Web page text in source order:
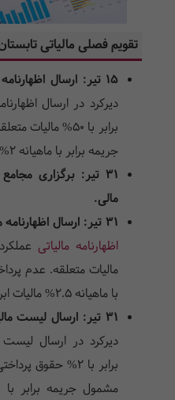
تقویم فصلی مالیاتی تابستان
15 تیر: ارسال اظهارنامه ارزش افزوده دوره بهار 1402.
دیرکرد در ارسال
برابر با 50%
جریمه برابر با ماهیانه 2% مالیات متعلقه.
31 تیر: برگزاری
مالی.
31 تیر: ارسال اظهارنامه مالیات عملکرد.
اظهارنامه مالیاتی
مالیات متعلقه. عدم
با ماهیانه 2.5% مالیات ابرازی.
31 تیر: ارسال لیست مالیات حقوق خرداد ماه کارکنان.
دیرکرد در ارسال
برابر با 2%